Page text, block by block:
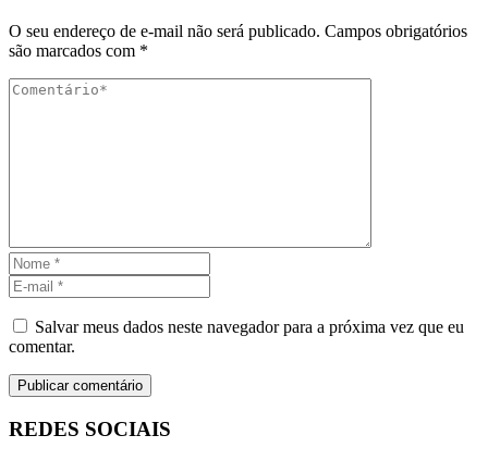
O seu endereço de e-mail não será publicado. Campos obrigatórios
são marcados com *
Salvar meus dados neste navegador para a próxima vez que eu
comentar.
REDES SOCIAIS